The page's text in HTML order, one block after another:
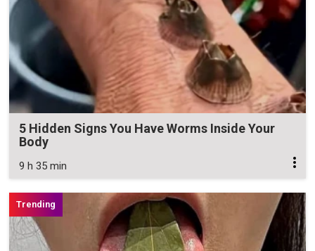
5 Hidden Signs You Have Worms Inside Your
Body
9 h 35 min